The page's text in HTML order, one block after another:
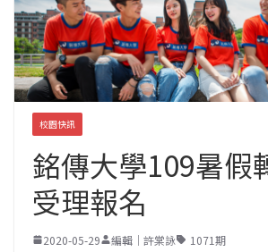
校園快訊
銘傳大學109暑假
受理報名
2020-05-29 編輯｜許棠詠 1071期